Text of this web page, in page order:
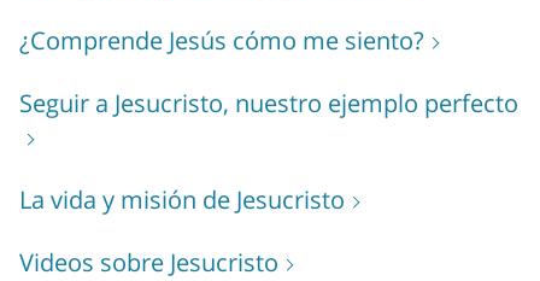
¿Comprende Jesús cómo me siento?
Seguir a Jesucristo, nuestro ejemplo perfecto
La vida y misión de Jesucristo
Videos sobre Jesucristo